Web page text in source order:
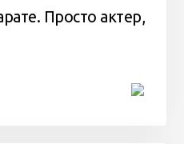
Просто актер,